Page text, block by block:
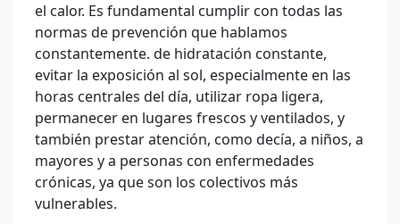
el calor. Es fundamental cumplir con todas las
normas de prevención que hablamos
constantemente. de hidratación constante,
evitar la exposición al sol, especialmente en las
horas centrales del día, utilizar ropa ligera,
permanecer en lugares frescos y ventilados, y
también prestar atención, como decía, a niños, a
mayores y a personas con enfermedades
crónicas, ya que son los colectivos más
vulnerables.